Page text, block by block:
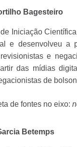
Bagesteiro
Iniciação
e desenvolveu a
revisionistas e
das mídias
de
de fontes no eixo:
Betemps